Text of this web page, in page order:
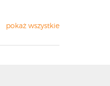
pokaż wszystkie